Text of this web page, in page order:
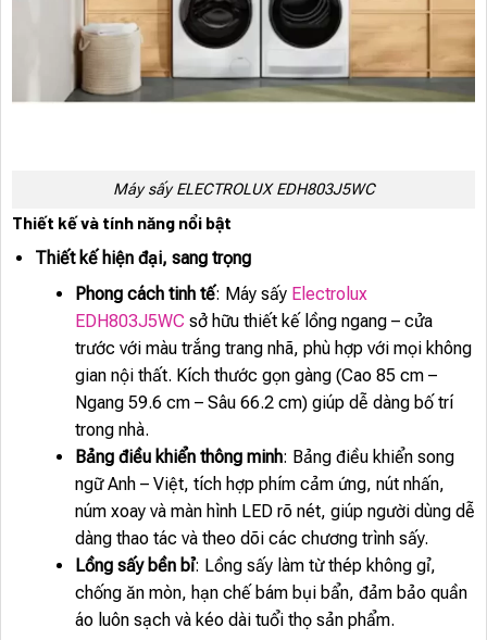
Máy sấy ELECTROLUX EDH803J5WC
Thiết kế và tính năng nổi bật
Thiết kế hiện đại, sang trọng
Phong cách tinh tế: Máy sấy Electrolux
EDH803J5WC sở hữu thiết kế lồng ngang – cửa
trước với màu trắng trang nhã, phù hợp với mọi không
gian nội thất. Kích thước gọn gàng (Cao 85 cm –
Ngang 59.6 cm – Sâu 66.2 cm) giúp dễ dàng bố trí
trong nhà.
Bảng điều khiển thông minh: Bảng điều khiển song
ngữ Anh – Việt, tích hợp phím cảm ứng, nút nhấn,
núm xoay và màn hình LED rõ nét, giúp người dùng dễ
dàng thao tác và theo dõi các chương trình sấy.
Lồng sấy bền bỉ: Lồng sấy làm từ thép không gỉ,
chống ăn mòn, hạn chế bám bụi bẩn, đảm bảo quần
áo luôn sạch và kéo dài tuổi thọ sản phẩm.